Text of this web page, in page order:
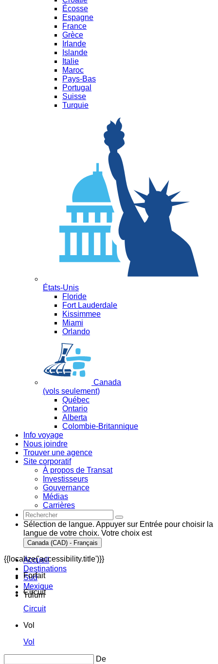
Écosse
Espagne
France
Grèce
Irlande
Islande
Italie
Maroc
Pays-Bas
Portugal
Suisse
Turquie
États-Unis
Floride
Fort Lauderdale
Kissimmee
Miami
Orlando
Canada
(vols seulement)
Québec
Ontario
Alberta
Colombie-Britannique
Info voyage
Nous joindre
Trouver une agence
Site corporatif
À propos de Transat
Investisseurs
Gouvernance
Médias
Carrières
Sélection de langue. Appuyer sur Entrée pour choisir la
langue de votre choix. Votre choix est
Canada (CAD) - Français
Accueil
Destinations
Sud
Mexique
Tulum
{{localize('accessibility.title')}}
Forfait
Circuit
Circuit
Vol
Vol
De